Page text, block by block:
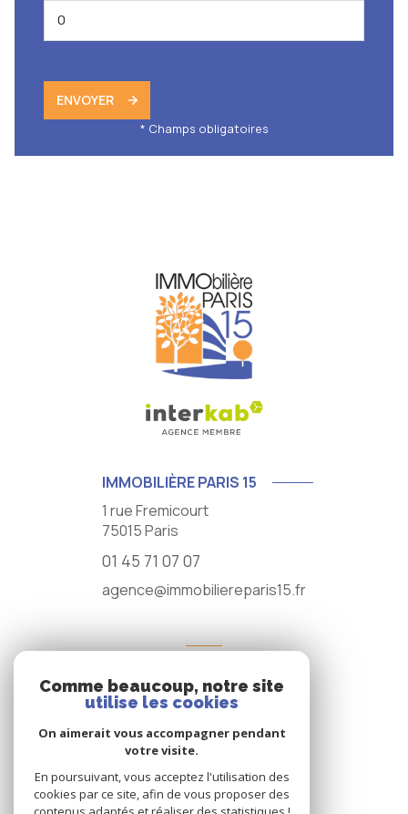
ENVOYER
* Champs obligatoires
IMMOBILIÈRE PARIS 15
1 rue Fremicourt
75015Paris
01 45 71 07 07
agence@immobiliereparis15.fr
NOUS SUIVRE
Comme beaucoup, notre site
utilise les cookies
On aimerait vous accompagner pendant
votre visite.
En poursuivant, vous acceptez l'utilisation des
cookies par ce site, afin de vous proposer des